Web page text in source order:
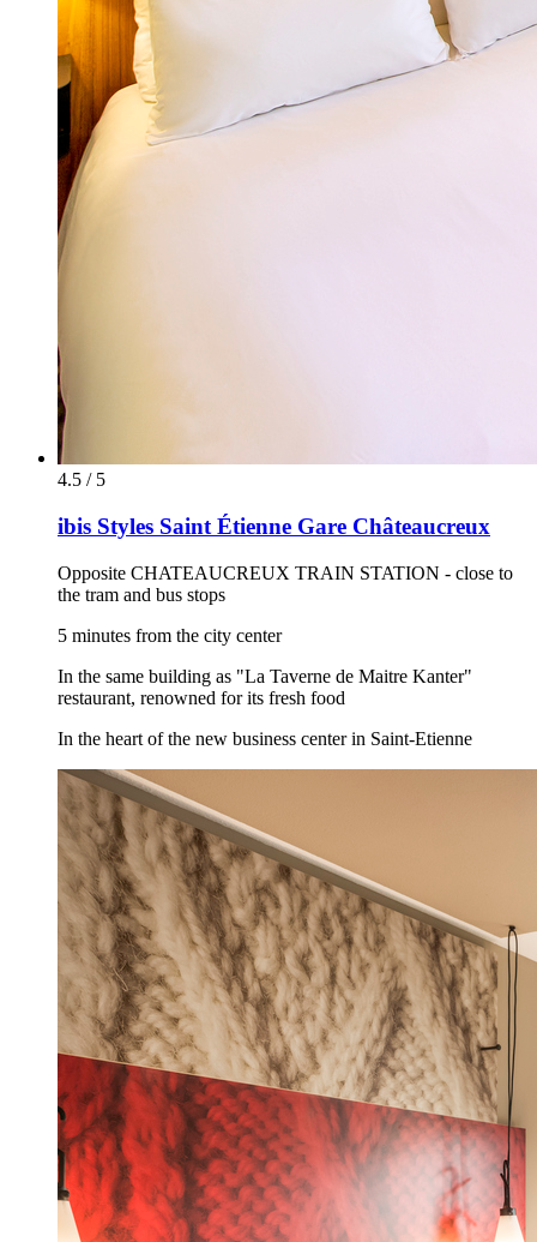
4.5 / 5
ibis Styles Saint Étienne Gare Châteaucreux
Opposite CHATEAUCREUX TRAIN STATION - close to
the tram and bus stops
5 minutes from the city center
In the same building as "La Taverne de Maitre Kanter"
restaurant, renowned for its fresh food
In the heart of the new business center in Saint-Etienne